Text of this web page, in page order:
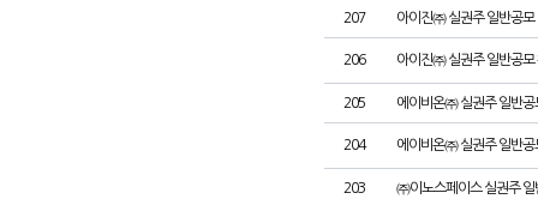
207 아이진㈜ 실권주 일반공모
206 아이진㈜ 실권주 일반공모
205 에이비온㈜ 실권주 일반공
204 에이비온㈜ 실권주 일반공
203 ㈜이노스페이스 실권주 일